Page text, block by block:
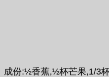
成份:½香蕉,½杯芒果,1/3